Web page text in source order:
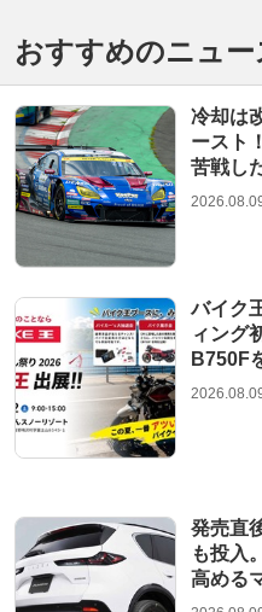
おすすめのニュー
冷却は
ースト
苦戦し
バイク
ィング
B750F
発売直
も投入
高める